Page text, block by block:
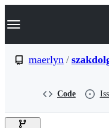
k
p
e
Navigation Menu
maerlyn /
Code